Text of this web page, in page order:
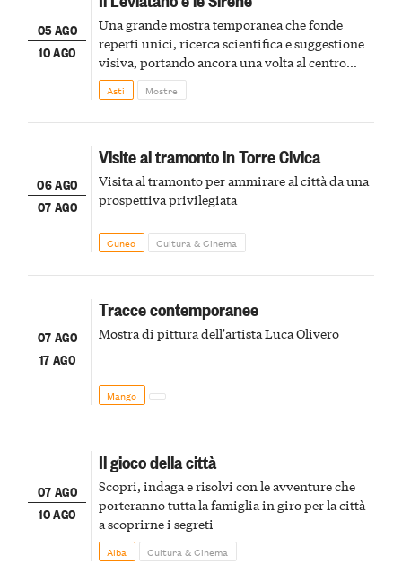
05 AGO
10 AGO
Una grande mostra temporanea che fonde
reperti unici, ricerca scientifica e suggestione
visiva, portando ancora una volta al centro
della scena le meraviglie del passato astigiano
Asti Mostre
06 AGO
07 AGO
Visite al tramonto in Torre Civica
Visita al tramonto per ammirare al città da una
prospettiva privilegiata
Cuneo Cultura & Cinema
07 AGO
17 AGO
Tracce contemporanee
Mostra di pittura dell'artista Luca Olivero
Mango
07 AGO
10 AGO
Il gioco della città
Scopri, indaga e risolvi con le avventure che
porteranno tutta la famiglia in giro per la città
a scoprirne i segreti
Alba Cultura & Cinema